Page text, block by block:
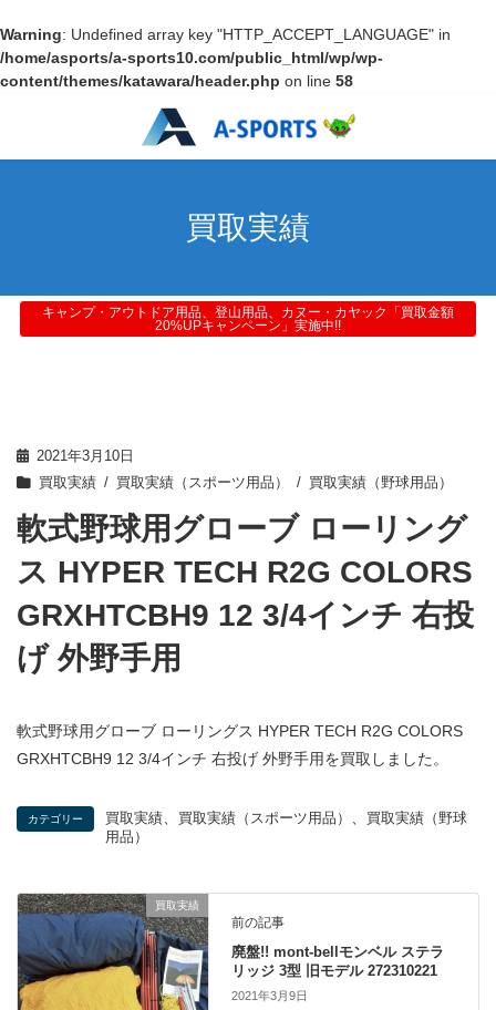
Warning: Undefined array key "HTTP_ACCEPT_LANGUAGE" in
/home/asports/a-sports10.com/public_html/wp/wp-
content/themes/katawara/header.php on line 58
買取実績
キャンプ・アウトドア用品、登山用品、カヌー・カヤック「買取金額
20%UPキャンペーン」実施中!!
2021年3月10日
買取実績
買取実績（スポーツ用品） 買取実績（野球用品）
軟式野球用グローブ ローリング
ス HYPER TECH R2G COLORS
GRXHTCBH9 12 3/4インチ 右投
げ 外野手用
軟式野球用グローブ ローリングス HYPER TECH R2G COLORS
GRXHTCBH9 12 3/4インチ 右投げ 外野手用を買取しました。
カテゴリー 買取実績、 買取実績（スポーツ用品） 、
買取実績（野球
用品）
買取実績
前の記事
廃盤!! mont-bellモンベル ステラ
リッジ 3型 旧モデル 272310221
2021年3月9日